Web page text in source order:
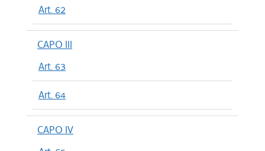
Art. 62
CAPO III
Art. 63
Art. 64
CAPO IV